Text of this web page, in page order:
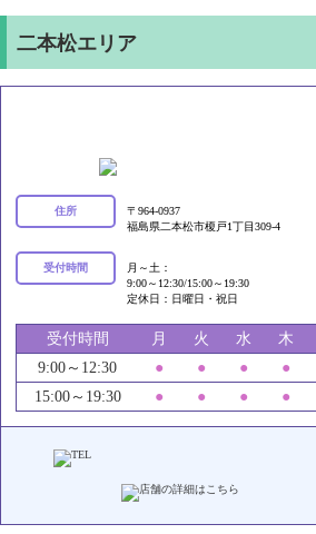
二本松エリア
住所
〒964-0937
福島県二本松市榎戸1丁目309-4
受付時間
月～土：
9:00～12:30/15:00～19:30
定休日：日曜日・祝日
受付時間 月 火 水 木
9:00～12:30
● ● ● ●
15:00～19:30
● ● ● ●